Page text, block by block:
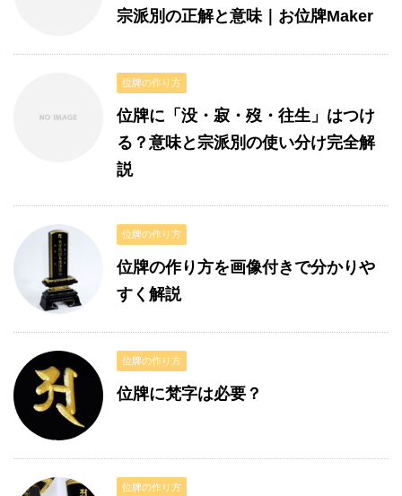
宗派別の正解と意味｜お位牌Maker
位牌の作り方
位牌に「没・寂・歿・往生」はつけ
る？意味と宗派別の使い分け完全解
説
位牌の作り方
位牌の作り方を画像付きで分かりや
すく解説
位牌の作り方
位牌に梵字は必要？
位牌の作り方